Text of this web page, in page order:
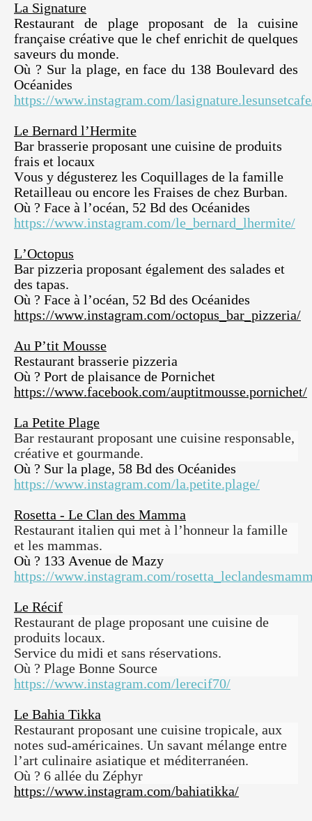
La Signature
Restaurant de plage proposant de la cuisine
française créative que le chef enrichit de quelques
saveurs du monde.
Où ? Sur la plage, en face du 138 Boulevard des
Océanides
https://www.instagram.com/
Le Bernard l’Hermite
Bar brasserie proposant une cuisine de produits
frais et locaux
Vous y dégusterez les Coquillages de la famille
Retailleau ou encore les Fraises de chez Burban.
Où ? Face à l’océan, 52 Bd des Océanides
https://www.instagram.com/le_bernard_lhermite/
L’Octopus
Bar pizzeria proposant également des salades et
des tapas.
Où ? Face à l’océan, 52 Bd des Océanides
https://www.instagram.com/octopus_bar_pizzeria/
Au P’tit Mousse
Restaurant brasserie pizzeria
Où ? Port de plaisance de Pornichet
https://www.facebook.com/auptitmousse.pornichet/
La Petite Plage
Bar restaurant proposant une cuisine responsable,
créative et gourmande.
Où ? Sur la plage, 58 Bd des Océanides
https://www.instagram.com/la.petite.plage/
Rosetta - Le Clan des Mamma
Restaurant italien qui met à l’honneur la famille
et les mammas.
Où ? 133 Avenue de Mazy
https://www.instagram.com/
Le Récif
Restaurant de plage proposant une cuisine de
produits locaux.
Service du midi et sans réservations.
Où ? Plage Bonne Source
https://www.instagram.com/lerecif70/
Le Bahia Tikka
Restaurant proposant une cuisine tropicale, aux
notes sud-américaines. Un savant mélange entre
l’art culinaire asiatique et méditerranéen.
Où ? 6 allée du Zéphyr
https://www.instagram.com/bahiatikka/